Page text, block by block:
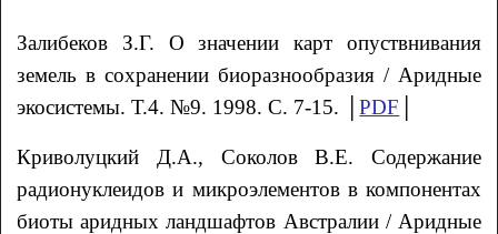
Залибеков З.Г. О значении карт опуствнивания
земель в сохранении биоразнообразия / Аридные
экосистемы. Т.4. №9. 1998. С. 7-15. │PDF
Криволуцкий Д.А., Соколов В.Е. Содержание
радионуклеидов и микроэлементов в компонентах
биоты аридных ландшафтов Австралии / Аридные